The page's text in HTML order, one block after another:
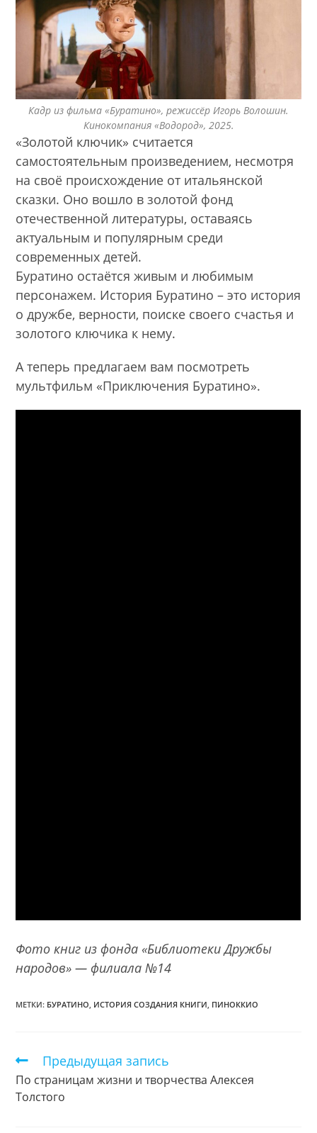
Кадр из фильма «Буратино», режиссёр Игорь Волошин.
Кинокомпания «Водород», 2025.
«Золотой ключик» считается
самостоятельным произведением, несмотря
на своё происхождение от итальянской
сказки. Оно вошло в золотой фонд
отечественной литературы, оставаясь
актуальным и популярным среди
современных детей.
Буратино остаётся живым и любимым
персонажем. История Буратино – это история
о дружбе, верности, поиске своего счастья и
золотого ключика к нему.
А теперь предлагаем вам посмотреть
мультфильм «Приключения Буратино».
Фото книг из фонда «Библиотеки Дружбы
народов» — филиала №14
МЕТКИ: БУРАТИНО, ИСТОРИЯ СОЗДАНИЯ КНИГИ, ПИНОККИО
Еще
статьи
Предыдущая запись
По страницам жизни и творчества Алексея
Толстого